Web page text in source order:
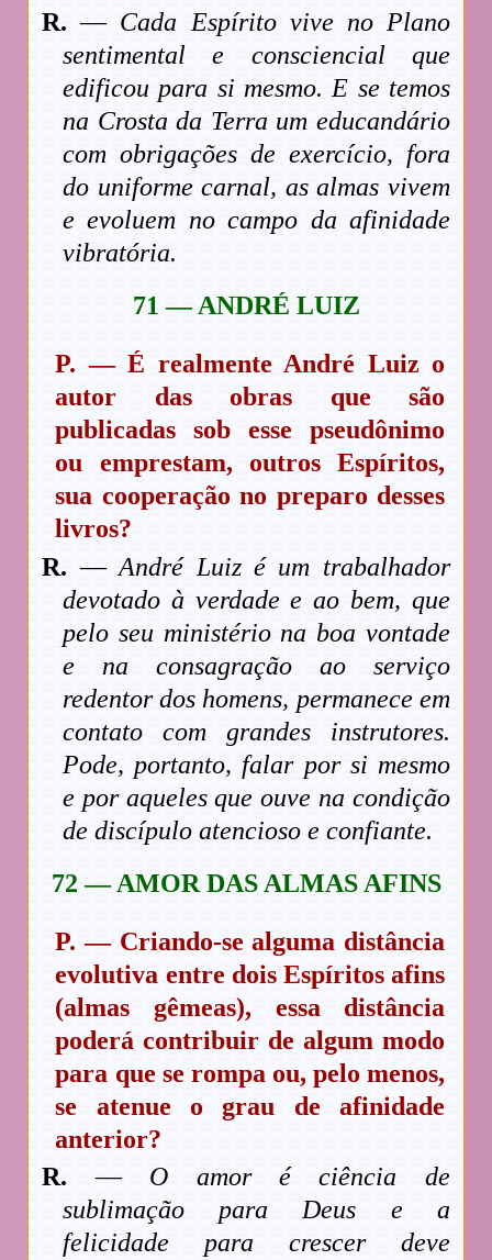
R.— Cada Espírito vive no Plano
sentimental e consciencial que
edificou para si mesmo. E se temos
na Crosta da Terra um educandário
com obrigações de exercício, fora
do uniforme carnal, as almas vivem
e evoluem no campo da afinidade
vibratória.
71 — ANDRÉ LUIZ
P. — É realmente André Luiz o
autor das obras que são
publicadas sob esse pseudônimo
ou emprestam, outros Espíritos,
sua cooperação no preparo desses
livros?
R.—André Luiz é um trabalhador
devotado à verdade e ao bem, que
pelo seu ministério na boa vontade
e na consagração ao serviço
redentor dos homens, permanece em
contato com grandes instrutores.
Pode, portanto, falar por si mesmo
e por aqueles que ouve na condição
de discípulo atencioso e confiante.
72 — AMOR DAS ALMAS AFINS
P. — Criando-se alguma distância
evolutiva entre dois Espíritos afins
(almas gêmeas), essa distância
poderá contribuir de algum modo
para que se rompa ou, pelo menos,
se atenue o grau de afinidade
anterior?
R.— O amor é ciência de
sublimação para Deus e a
felicidade para crescer deve